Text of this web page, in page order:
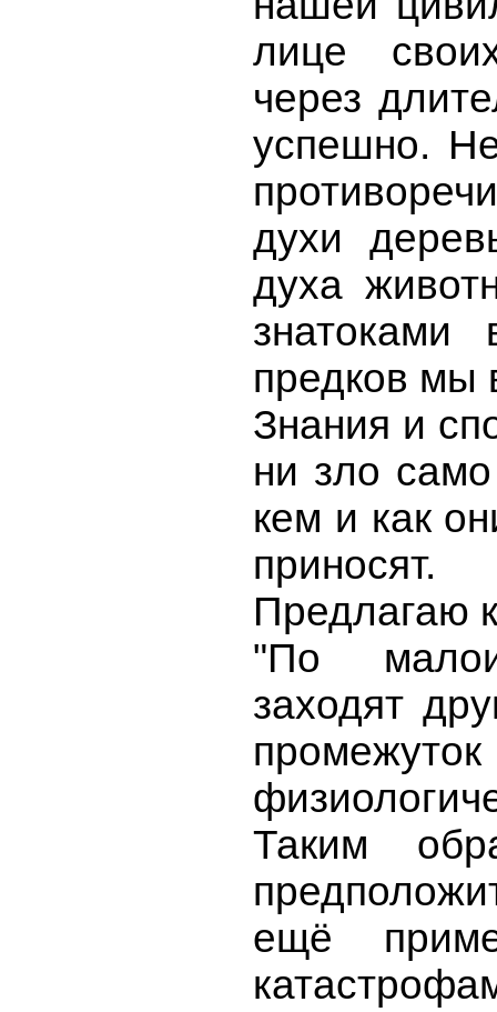
лице
через
успешно.
духи
духа
предков мы
Знания и
ни зло
кем и как
приносят.
Предлагаю
"По
заходят
Таким
ещё